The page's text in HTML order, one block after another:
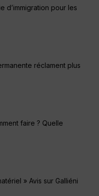
d’immigration pour les
réclament plus
faire ? Quelle
» Avis sur Galliéni